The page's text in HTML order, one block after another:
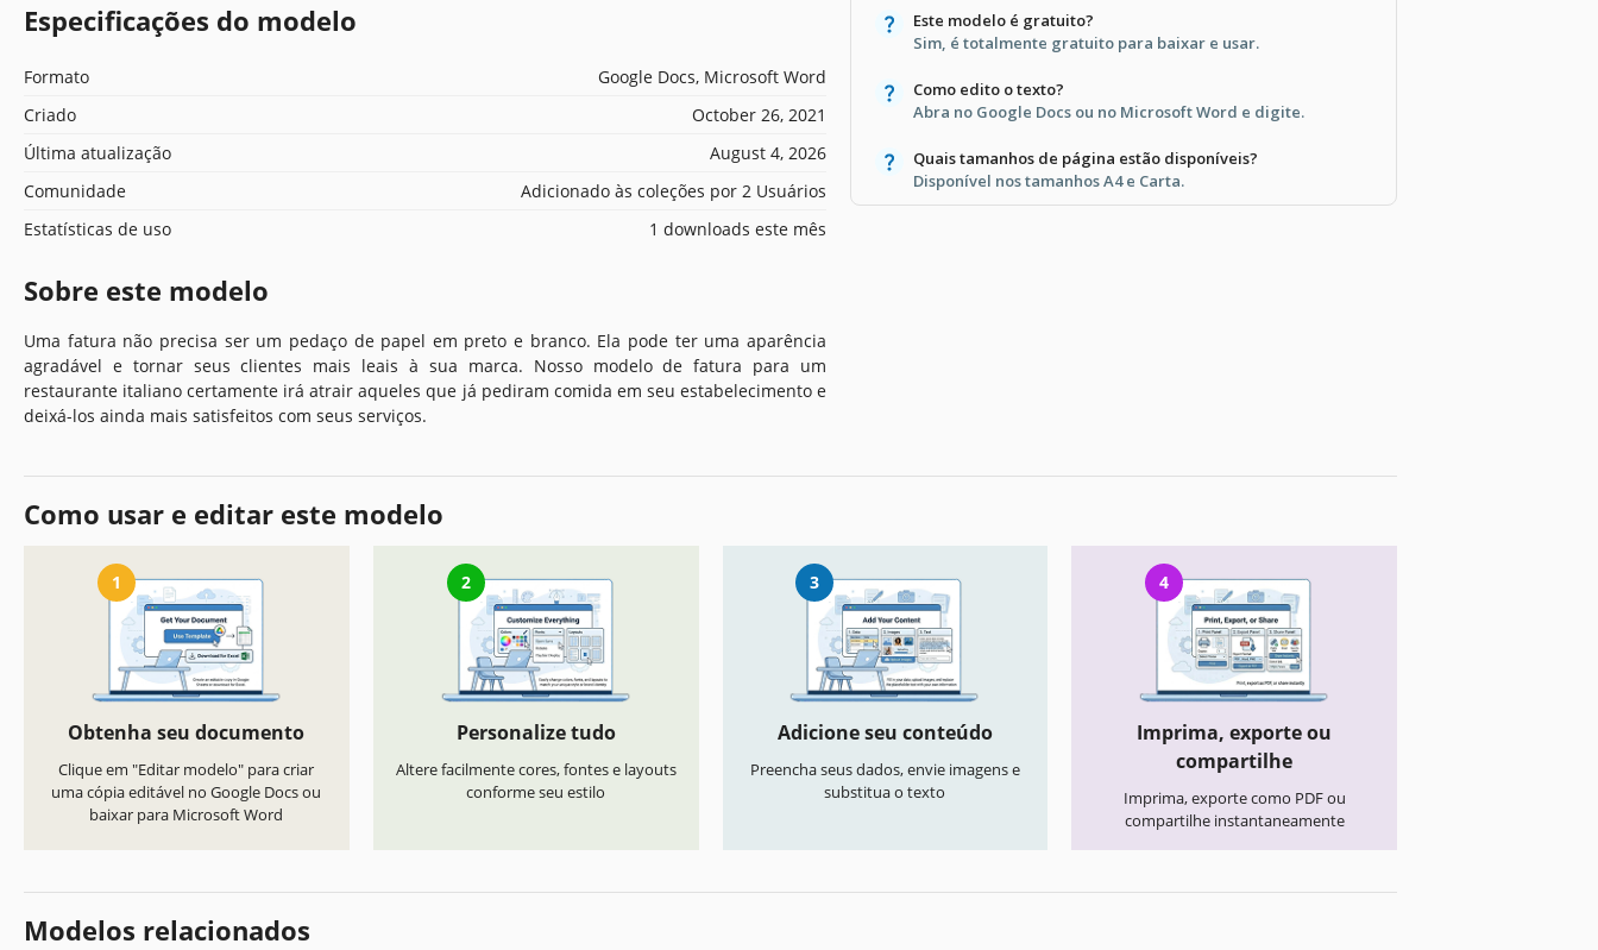
Especificações do modelo
Formato
Google Docs, Microsoft Word
Criado
October 26, 2021
Última atualização
August 4, 2026
Comunidade
Adicionado às coleções por 2 Usuários
Estatísticas de uso
1 downloads este mês
Sobre este modelo
Uma fatura não precisa ser um pedaço de papel em preto e branco. Ela pode ter uma aparência
agradável e tornar seus clientes mais leais à sua marca. Nosso modelo de fatura para um
restaurante italiano certamente irá atrair aqueles que já pediram comida em seu estabelecimento e
deixá-los ainda mais satisfeitos com seus serviços.
Este modelo é gratuito?
Sim, é totalmente gratuito para baixar e usar.
Como edito o texto?
Abra no Google Docs ou no Microsoft Word e digite.
Quais tamanhos de página estão disponíveis?
Disponível nos tamanhos A4 e Carta.
Como usar e editar este modelo
1
Obtenha seu documento
Clique em "Editar modelo" para criar
uma cópia editável no Google Docs ou
baixar para Microsoft Word
2
Personalize tudo
Altere facilmente cores, fontes e layouts
conforme seu estilo
3
Adicione seu conteúdo
Preencha seus dados, envie imagens e
substitua o texto
4
Imprima, exporte ou
compartilhe
Imprima, exporte como PDF ou
compartilhe instantaneamente
Modelos relacionados